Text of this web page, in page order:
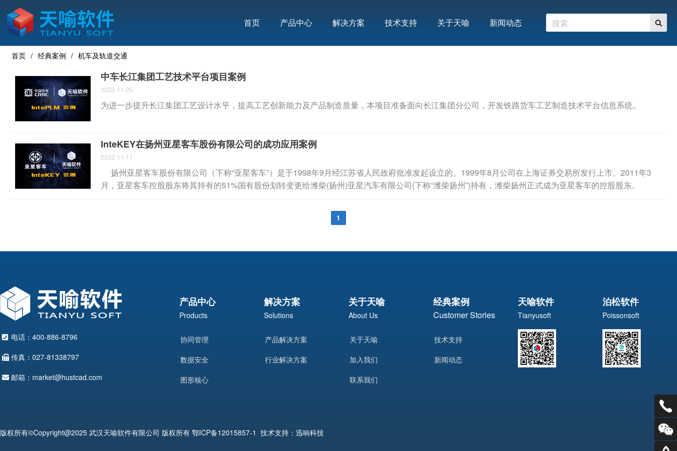
首页 产品中心 解决方案 技术支持 关于天喻 新闻动态
首页 经典案例 机车及轨道交通
中车长江集团工艺技术平台项目案例
2022-11-25
为进一步提升长江集团工艺设计水平，提高工艺创新能力及产品制造质量，本项目准备面向长江集团分公司，开发铁路货车工艺制造技术平台信息系统。
InteKEY在扬州亚星客车股份有限公司的成功应用案例
2022-11-11
扬州亚星客车股份有限公司（下称“亚星客车”）是于1998年9月经江苏省人民政府批准发起设立的。1999年8月公司在上海证券交易所发行上市。2011年3
月，亚星客车控股股东将其持有的51%国有股份划转变更给潍柴(扬州)亚星汽车有限公司(下称“潍柴扬州”)持有，潍柴扬州正式成为亚星客车的控股股东。
1
产品中心
Products
解决方案
Solutions
关于天喻
About Us
经典案例
Customer Stories
天喻软件
Tianyusoft
泊松软件
Poissonsoft
电话：400-886-8796
传真：027-81338797
邮箱：market@hustcad.com
协同管理
数据安全
图形核心
产品解决方案
行业解决方案
关于天喻
加入我们
联系我们
技术支持
新闻动态
版权所有©Copyright@2025 武汉天喻软件有限公司 版权所有 鄂ICP备12015857-1 技术支持：迅响科技
电